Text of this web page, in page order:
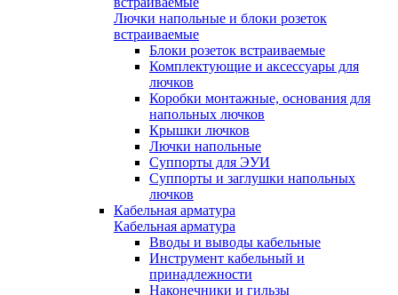
Лючки напольные и блоки розеток
встраиваемые
Блоки розеток встраиваемые
Комплектующие и аксессуары для
лючков
Коробки монтажные, основания для
напольных лючков
Крышки лючков
Лючки напольные
Суппорты для ЭУИ
Суппорты и заглушки напольных
лючков
Кабельная арматура
Кабельная арматура
Вводы и выводы кабельные
Инструмент кабельный и
принадлежности
Наконечники и гильзы